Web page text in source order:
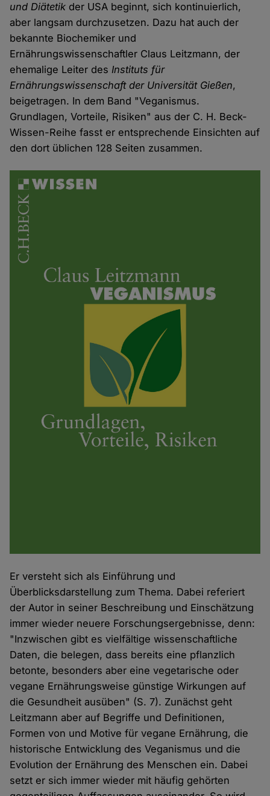
und Diätetik der USA beginnt, sich kontinuierlich,
aber langsam durchzusetzen. Dazu hat auch der
bekannte Biochemiker und
Ernährungswissenschaftler Claus Leitzmann, der
ehemalige Leiter desInstituts für
Ernährungswissenschaft der Universität Gießen,
beigetragen. In dem Band "Veganismus.
Grundlagen, Vorteile, Risiken" aus der C. H. Beck-
Wissen-Reihe fasst er entsprechende Einsichten auf
den dort üblichen 128 Seiten zusammen.
Er versteht sich als Einführung und
Überblicksdarstellung zum Thema. Dabei referiert
der Autor in seiner Beschreibung und Einschätzung
immer wieder neuere Forschungsergebnisse, denn:
"Inzwischen gibt es vielfältige wissenschaftliche
Daten, die belegen, dass bereits eine pflanzlich
betonte, besonders aber eine vegetarische oder
vegane Ernährungsweise günstige Wirkungen auf
die Gesundheit ausüben" (S. 7). Zunächst geht
Leitzmann aber auf Begriffe und Definitionen,
Formen von und Motive für vegane Ernährung, die
historische Entwicklung des Veganismus und die
Evolution der Ernährung des Menschen ein. Dabei
setzt er sich immer wieder mit häufig gehörten